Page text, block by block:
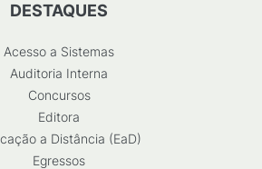
DESTAQUES
Acesso a Sistemas
Auditoria Interna
Concursos
Editora
a Distância (EaD)
Egressos